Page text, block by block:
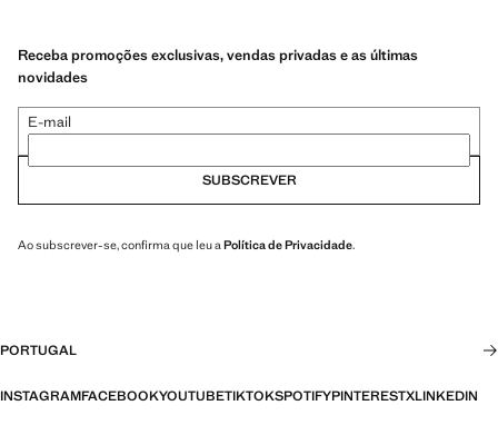
Receba promoções exclusivas, vendas privadas e as últimas
novidades
E-mail
SUBSCREVER
Ao subscrever-se, confirma que leu a Política de Privacidade.
PORTUGAL
INSTAGRAMFACEBOOKYOUTUBETIKTOKSPOTIFYPINTERESTXLINKEDIN